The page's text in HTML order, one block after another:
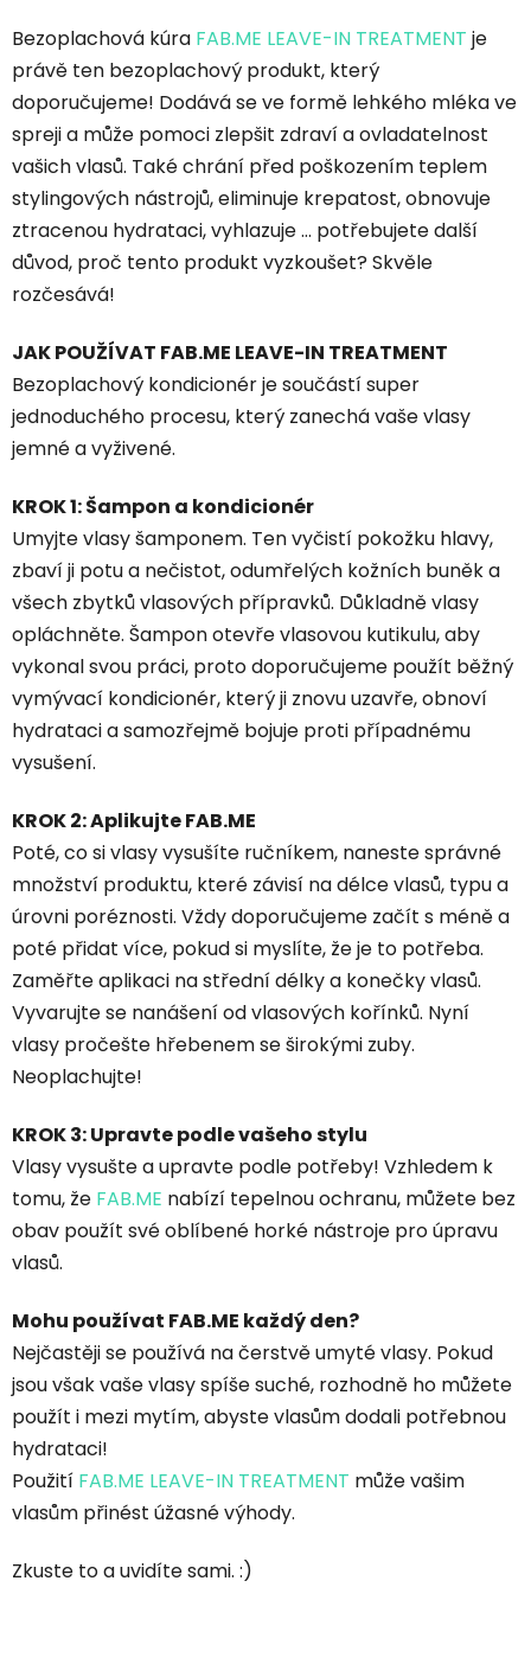
Bezoplachová kúra FAB.ME LEAVE-IN TREATMENT je
právě ten bezoplachový produkt, který
doporučujeme! Dodává se ve formě lehkého mléka ve
spreji a může pomoci zlepšit zdraví a ovladatelnost
vašich vlasů. Také chrání před poškozením teplem
stylingových nástrojů, eliminuje krepatost, obnovuje
ztracenou hydrataci, vyhlazuje … potřebujete další
důvod, proč tento produkt vyzkoušet? Skvěle
rozčesává!
JAK POUŽÍVAT FAB.ME LEAVE-IN TREATMENT
Bezoplachový kondicionér je součástí super
jednoduchého procesu, který zanechá vaše vlasy
jemné a vyživené.
KROK 1: Šampon a kondicionér
Umyjte vlasy šamponem. Ten vyčistí pokožku hlavy,
zbaví ji potu a nečistot, odumřelých kožních buněk a
všech zbytků vlasových přípravků. Důkladně vlasy
opláchněte. Šampon otevře vlasovou kutikulu, aby
vykonal svou práci, proto doporučujeme použít běžný
vymývací kondicionér, který ji znovu uzavře, obnoví
hydrataci a samozřejmě bojuje proti případnému
vysušení.
KROK 2: Aplikujte FAB.ME
Poté, co si vlasy vysušíte ručníkem, naneste správné
množství produktu, které závisí na délce vlasů, typu a
úrovni poréznosti. Vždy doporučujeme začít s méně a
poté přidat více, pokud si myslíte, že je to potřeba.
Zaměřte aplikaci na střední délky a konečky vlasů.
Vyvarujte se nanášení od vlasových kořínků. Nyní
vlasy pročešte hřebenem se širokými zuby.
Neoplachujte!
KROK 3: Upravte podle vašeho stylu
Vlasy vysušte a upravte podle potřeby! Vzhledem k
tomu, že FAB.ME nabízí tepelnou ochranu, můžete bez
obav použít své oblíbené horké nástroje pro úpravu
vlasů.
Mohu používat FAB.ME každý den?
Nejčastěji se používá na čerstvě umyté vlasy. Pokud
jsou však vaše vlasy spíše suché, rozhodně ho můžete
použít i mezi mytím, abyste vlasům dodali potřebnou
hydrataci!
Použití FAB.ME LEAVE-IN TREATMENT může vašim
vlasům přinést úžasné výhody.
Zkuste to a uvidíte sami. :)